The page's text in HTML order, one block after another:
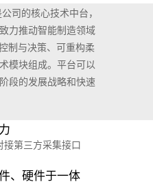
司的核心技术中台，
力推动智能制造领域
制与决策、可重构柔
模块组成。平台可以
段的发展战略和快速
接第三方采集接口
、硬件于一体